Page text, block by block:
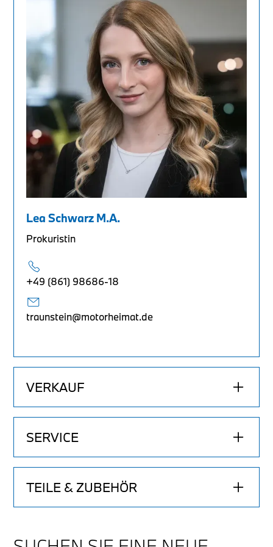
Lea Schwarz M.A.
Prokuristin
+49 (861) 98686-18
traunstein@motorheimat.de
VERKAUF
Marvin Ista
Filialleiter & Verkaufsberater
SERVICE
Rudi Heckl
TEILE & ZUBEHÖR